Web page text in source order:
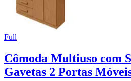
Full
Cômoda Multiuso com
Gavetas 2 Portas